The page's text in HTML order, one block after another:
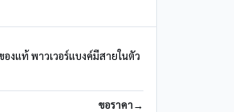
งแท้ พาวเวอร์แบงค์มีสายในตัว
ขอราคา